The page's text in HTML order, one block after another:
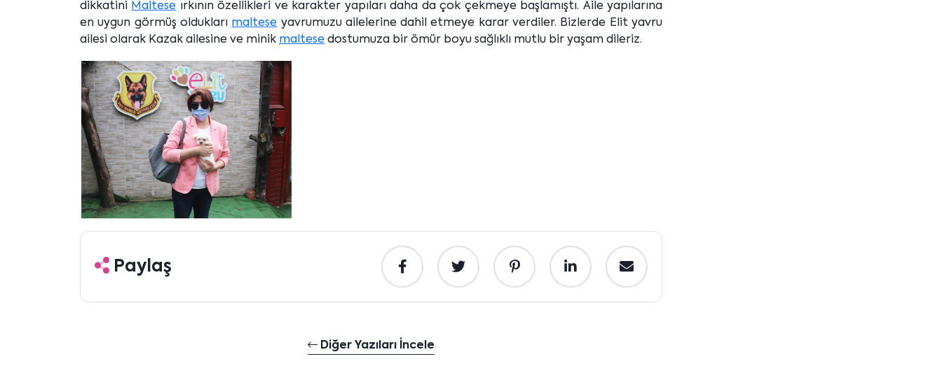
dikkatini Maltese ırkının özellikleri ve karakter yapıları daha da çok çekmeye başlamıştı. Aile yapılarına
en uygun görmüş oldukları maltese yavrumuzu ailelerine dahil etmeye karar verdiler. Bizlerde Elit yavru
ailesi olarak Kazak ailesine ve minik maltese dostumuza bir ömür boyu sağlıklı mutlu bir yaşam dileriz.
Paylaş
Diğer Yazıları İncele